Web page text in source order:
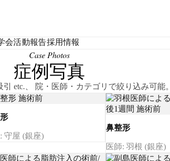
会活動報告採用情報
Case Photos
症例写真
引 etc.、 院・医師・カテゴリで絞り込み可能。
守屋 (銀座)
鼻整形
医師: 羽根 (銀座)